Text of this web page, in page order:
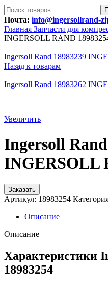
Почта: info@ingersollrand-
Главная Запчасти для
INGERSOLL RAND
Ingersoll Rand 18983239
Назад к товарам
Ingersoll Rand 18983262
Увеличить
Ingersoll
INGERSOLL
Заказать
Артикул: 18983254
Описание
Описание
Характеристики
18983254